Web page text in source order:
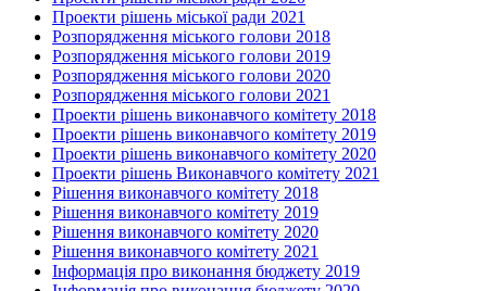
Проекти рішень міської ради 2021
Розпорядження міського голови 2018
Розпорядження міського голови 2019
Розпорядження міського голови 2020
Розпорядження міського голови 2021
Проекти рішень виконавчого комітету 2018
Проекти рішень виконавчого комітету 2019
Проекти рішень виконавчого комітету 2020
Проекти рішень Виконавчого комітету 2021
Рішення виконавчого комітету 2018
Рішення виконавчого комітету 2019
Рішення виконавчого комітету 2020
Рішення виконавчого комітету 2021
Інформація про виконання бюджету 2019